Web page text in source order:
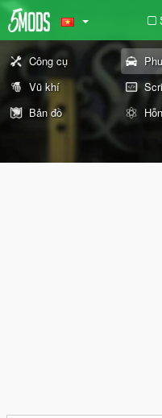
Công cụ
Vũ khí
Bản đồ